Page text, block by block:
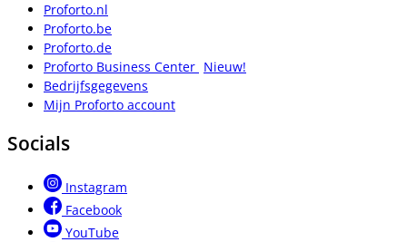
Proforto.nl
Proforto.be
Proforto.de
Proforto Business Center Nieuw!
Bedrijfsgegevens
Mijn Proforto account
Socials
Instagram
Facebook
YouTube